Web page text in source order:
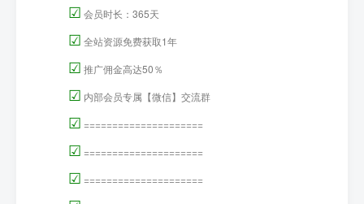
☑ 会员时长：365天
☑ 全站资源免费获取1年
☑ 推广佣金高达50％
☑ 内部会员专属【微信】交流群
☑ =====================
☑ =====================
☑ =====================